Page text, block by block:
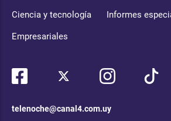
Ciencia y tecnología Informes
Empresariales
telenoche@canal4.com.uy